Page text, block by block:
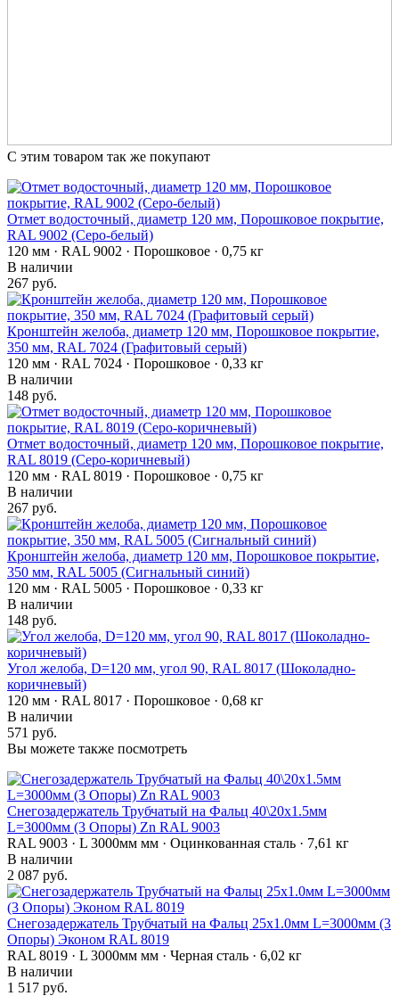
С этим товаром так же покупают
Отмет водосточный, диаметр 120 мм, Порошковое покрытие,
RAL 9002 (Серо-белый)
120 мм · RAL 9002 · Порошковое · 0,75 кг
В наличии
267 руб.
Кронштейн желоба, диаметр 120 мм, Порошковое покрытие,
350 мм, RAL 7024 (Графитовый серый)
120 мм · RAL 7024 · Порошковое · 0,33 кг
В наличии
148 руб.
Отмет водосточный, диаметр 120 мм, Порошковое покрытие,
RAL 8019 (Серо-коричневый)
120 мм · RAL 8019 · Порошковое · 0,75 кг
В наличии
267 руб.
Кронштейн желоба, диаметр 120 мм, Порошковое покрытие,
350 мм, RAL 5005 (Сигнальный синий)
120 мм · RAL 5005 · Порошковое · 0,33 кг
В наличии
148 руб.
Угол желоба, D=120 мм, угол 90, RAL 8017 (Шоколадно-
коричневый)
120 мм · RAL 8017 · Порошковое · 0,68 кг
В наличии
571 руб.
Вы можете также посмотреть
Снегозадержатель Трубчатый на Фальц 40\20х1.5мм
L=3000мм (3 Опоры) Zn RAL 9003
RAL 9003 · L 3000мм мм · Оцинкованная сталь · 7,61 кг
В наличии
2 087 руб.
Снегозадержатель Трубчатый на Фальц 25х1.0мм L=3000мм (3
Опоры) Эконом RAL 8019
RAL 8019 · L 3000мм мм · Черная сталь · 6,02 кг
В наличии
1 517 руб.